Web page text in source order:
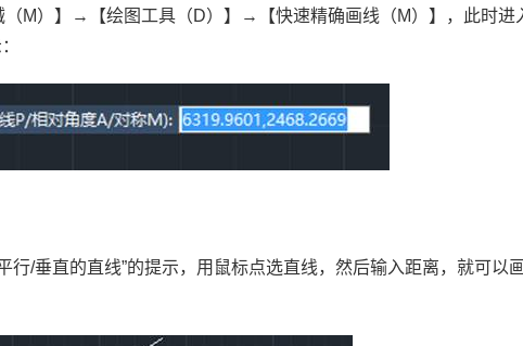
（M）】 → 【绘图工具（D）】 → 【快速精确画线（M）】，此时进
行/垂直的直线”的提示，用鼠标点选直线，然后输入距离，就可以